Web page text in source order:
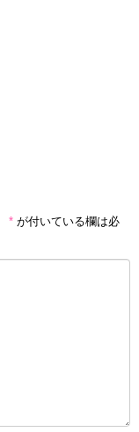
* が付いている欄は必